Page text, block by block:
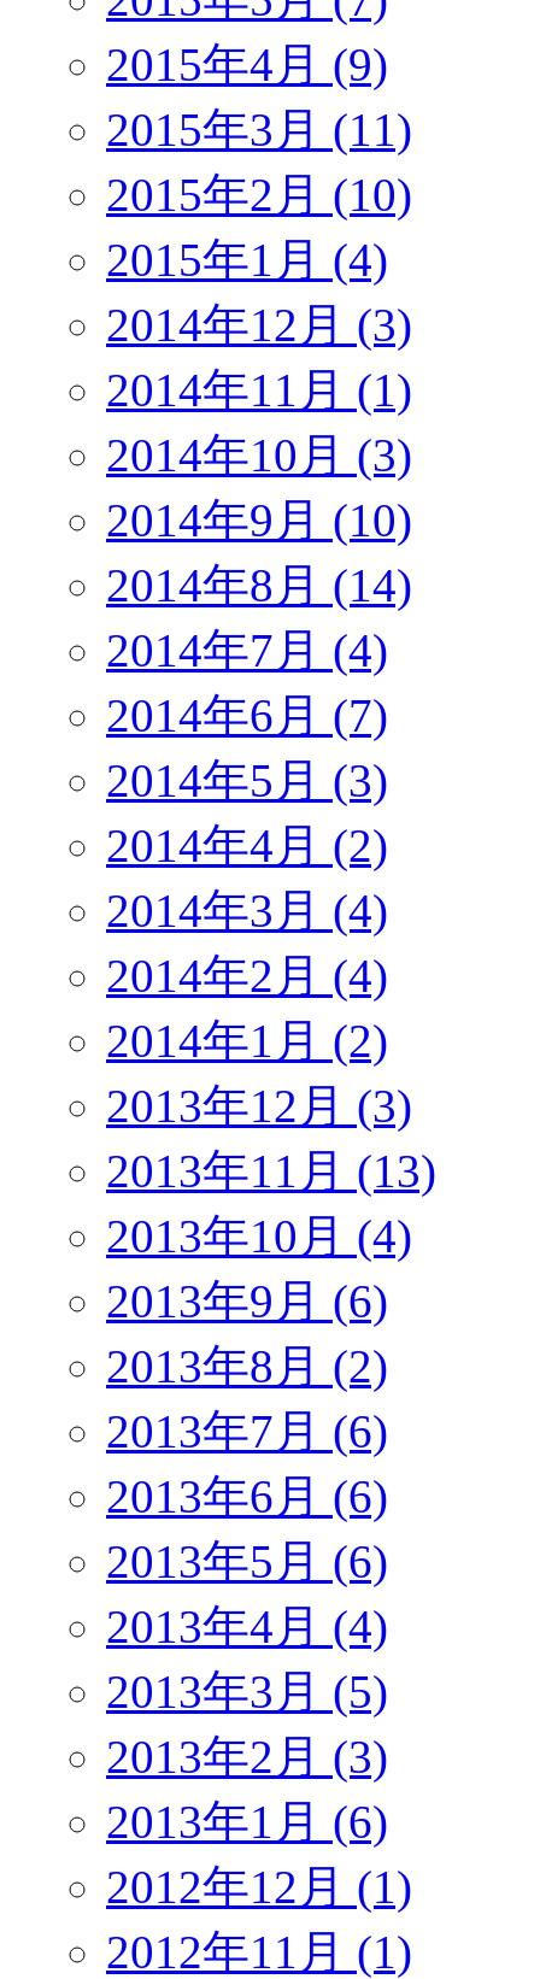
2015年4月 (9)
2015年3月 (11)
2015年2月 (10)
2015年1月 (4)
2014年12月 (3)
2014年11月 (1)
2014年10月 (3)
2014年9月 (10)
2014年8月 (14)
2014年7月 (4)
2014年6月 (7)
2014年5月 (3)
2014年4月 (2)
2014年3月 (4)
2014年2月 (4)
2014年1月 (2)
2013年12月 (3)
2013年11月 (13)
2013年10月 (4)
2013年9月 (6)
2013年8月 (2)
2013年7月 (6)
2013年6月 (6)
2013年5月 (6)
2013年4月 (4)
2013年3月 (5)
2013年2月 (3)
2013年1月 (6)
2012年12月 (1)
2012年11月 (1)